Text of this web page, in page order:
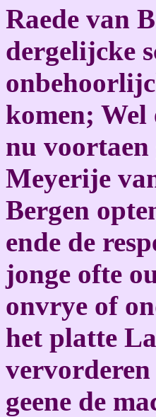
Raede van
dergelijcke
komen; Wel
nu voortaen
Meyerije
Bergen
ende de
jonge ofte
onvrye of
het platte
vervorderen
geene de